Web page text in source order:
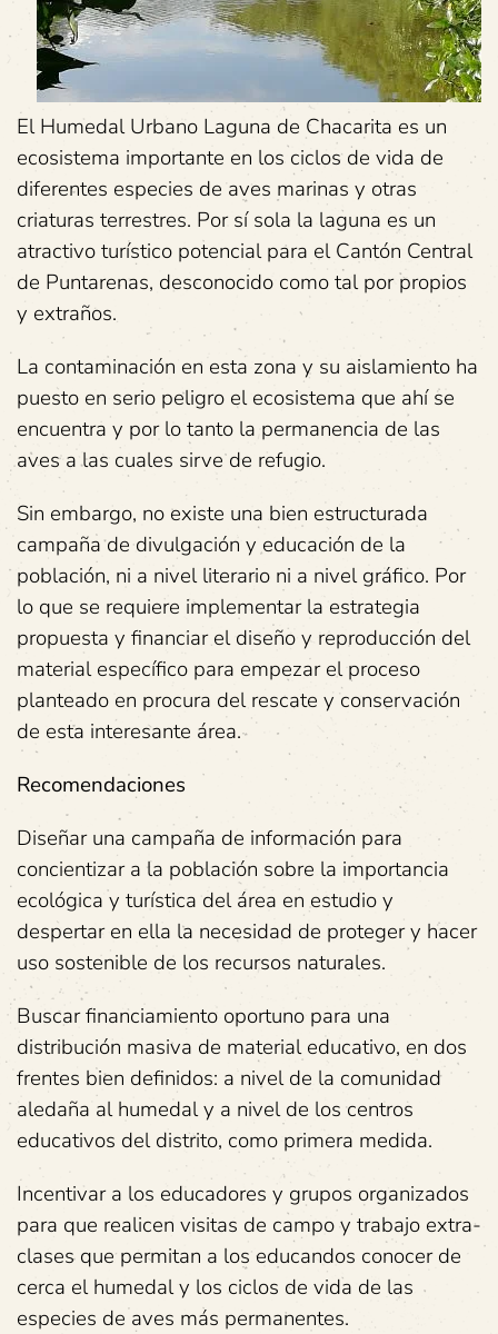
El Humedal Urbano Laguna de Chacarita es un
ecosistema importante en los ciclos de vida de
diferentes especies de aves marinas y otras
criaturas terrestres. Por sí sola la laguna es un
atractivo turístico potencial para el Cantón Central
de Puntarenas, desconocido como tal por propios
y extraños.
La contaminación en esta zona y su aislamiento ha
puesto en serio peligro el ecosistema que ahí se
encuentra y por lo tanto la permanencia de las
aves a las cuales sirve de refugio.
Sin embargo, no existe una bien estructurada
campaña de divulgación y educación de la
población, ni a nivel literario ni a nivel gráfico. Por
lo que se requiere implementar la estrategia
propuesta y financiar el diseño y reproducción del
material específico para empezar el proceso
planteado en procura del rescate y conservación
de esta interesante área.
Recomendaciones
Diseñar una campaña de información para
concientizar a la población sobre la importancia
ecológica y turística del área en estudio y
despertar en ella la necesidad de proteger y hacer
uso sostenible de los recursos naturales.
Buscar financiamiento oportuno para una
distribución masiva de material educativo, en dos
frentes bien definidos: a nivel de la comunidad
aledaña al humedal y a nivel de los centros
educativos del distrito, como primera medida.
Incentivar a los educadores y grupos organizados
para que realicen visitas de campo y trabajo extra-
clases que permitan a los educandos conocer de
cerca el humedal y los ciclos de vida de las
especies de aves más permanentes.